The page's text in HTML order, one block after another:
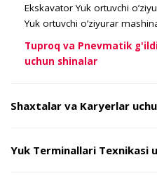
Ekskavator Yuk ortuvchi
Yuk ortuvchi o’ziyurar
Tuproq va Pnevmatik
uchun shinalar
Shaxtalar va Karyerlar
Yuk Terminallari Texnikasi